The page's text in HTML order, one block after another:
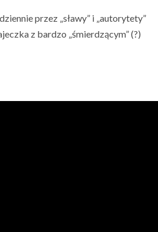
przez „sławy” i „autorytety”
z bardzo „śmierdzącym” (?)